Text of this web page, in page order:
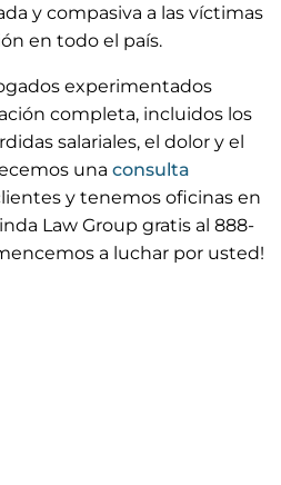
y compasiva a las víctimas
en todo el país.
experimentados
completa, incluidos los
salariales, el dolor y el
una consulta
y tenemos oficinas en
Law Group gratis al 888-
a luchar por usted!